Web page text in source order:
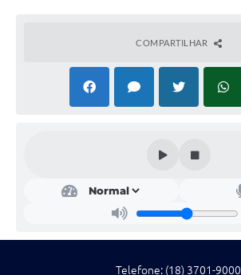
COMPARTILHAR
Telefone: (18) 3701-9000